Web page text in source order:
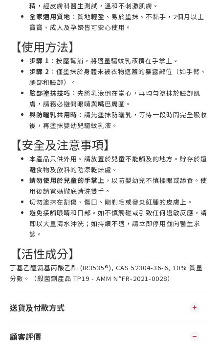
精，經皮膚科醫生測試，溫和不刺激肌膚。
全家適用質地 ：質地輕盈、易於塗抹、不黏手，2個月以上
寶寶、成人及孕婦皆可安心使用。
【使用方法】
步驟 1 ：按壓幫浦，將適量驅蚊乳液擠在手掌上。
步驟 2 ：僅塗抹於身體未被衣物遮蓋的暴露部位（如手臂、
腿部和臉部）。
臉部塗抹技巧 ：先將乳液倒在掌心，再均勻塗抹於臉部肌
膚，請務必避開眼睛與嘴巴周圍。
與防曬乳共用時 ：請先塗抹防曬乳，等待一段時間完全吸收
後，再塗抹嬰幼兒驅蚊乳液。
【安全及注意事項】
本產品只供外用。請放置於兒童不能觸及的地方。貯存於遠
離食物及飲料的陰涼乾燥處。
請勿使用於兒童的手掌上 ，以防嬰幼兒不慎揉眼或舔食。使
用後請爸媽徹底清洗雙手。
切勿塗抹在割傷、傷口、剛剃毛或發炎紅腫的皮膚上。
避免接觸眼睛和口部。如不慎觸碰或引致任何過敏反應，請
即以大量清水沖洗；如持續不適，請立即停用並向醫生求
診。
【活性成分】
丁基乙醯氨基丙酸乙酯 (IR3535®), CAS 52304-36-6, 10% 質量
分數。（殺菌劑產品 TP19 - AMM N°FR-2021-0028）
送貨及付款方式
顧客評價